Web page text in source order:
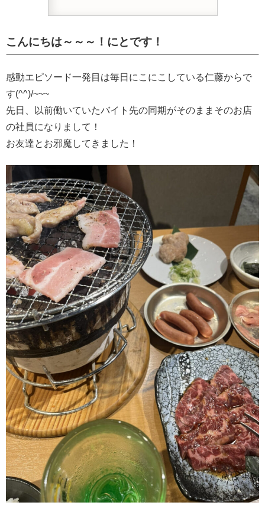
こんにちは～～～！にとです！
感動エピソード一発目は毎日にこにこしている仁藤からで
す(^^)/~~~
先日、以前働いていたバイト先の同期がそのままそのお店
の社員になりまして！
お友達とお邪魔してきました！